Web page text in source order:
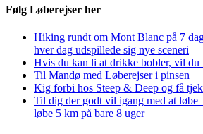
Følg Løberejser her
Hiking rundt om Mont Blanc på 7
hver dag udspillede sig nye sceneri
Hvis du kan li at drikke bobler, vil du
Til Mandø med Løberejser i pinsen
Kig forbi hos Steep & Deep og få
Til dig der godt vil igang med at løbe
løbe 5 km på bare 8 uger